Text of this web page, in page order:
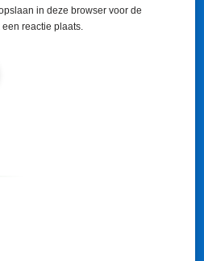
in deze browser voor de
reactie plaats.